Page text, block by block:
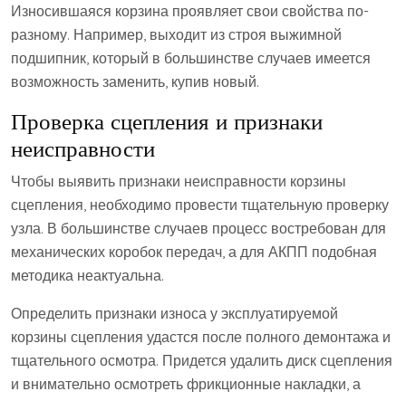
Износившаяся корзина проявляет свои свойства по-
разному. Например, выходит из строя выжимной
подшипник, который в большинстве случаев имеется
возможность заменить, купив новый.
Проверка сцепления и признаки
неисправности
Чтобы выявить признаки неисправности корзины
сцепления, необходимо провести тщательную проверку
узла. В большинстве случаев процесс востребован для
механических коробок передач, а для АКПП подобная
методика неактуальна.
Определить признаки износа у эксплуатируемой
корзины сцепления удастся после полного демонтажа и
тщательного осмотра. Придется удалить диск сцепления
и внимательно осмотреть фрикционные накладки, а